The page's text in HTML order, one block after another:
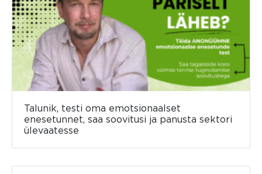
Talunik, testi oma emotsionaalset
enesetunnet, saa soovitusi ja panusta sektori
ülevaatesse